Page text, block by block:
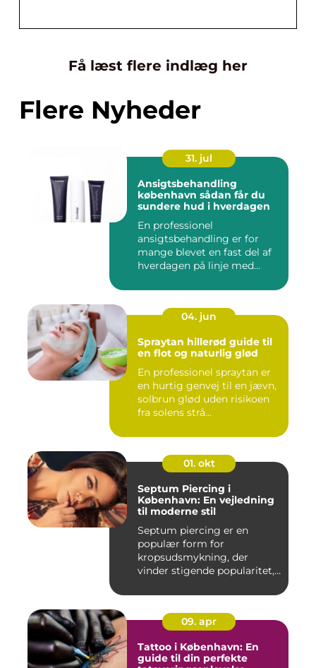
Få læst flere indlæg her
Flere Nyheder
31. jul
Ansigtsbehandling
københavn sådan får du
sundere hud i hverdagen
En professionel
ansigtsbehandling er for
mange blevet en fast del af
hverdagen på linje med
04. jun
Spraytan hillerød guide til
en flot og naturlig glød
En professionel spraytan er
en hurtig genvej til en jævn,
solbrun glød uden risikoen
fra solens strå...
01. okt
Septum Piercing i
København: En vejledning
til moderne stil
Septum piercing er en
populær form for
kropsudsmykning, der
vinder stigende popularitet,
09. apr
Tattoo i København: En
guide til din perfekte